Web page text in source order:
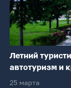
Летний
автотуризм и
25 марта